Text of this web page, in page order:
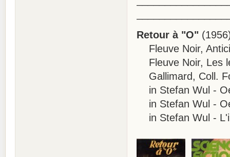
Retour à "O"
Fleuve Noir,
Fleuve Noir, Les
Gallimard, Coll.
in Stefan Wul -
in Stefan Wul -
in Stefan Wul -